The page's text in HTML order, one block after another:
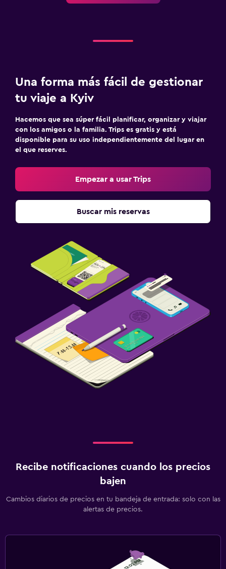
Escritorio
Senderismo
Mesa de billar
Plancha y tabla de planchar
Spa
Una forma más fácil de gestionar
tu viaje a Kyiv
Hacemos que sea súper fácil planificar, organizar y viajar
con los amigos o la familia. Trips es gratis y está
disponible para su uso independientemente del lugar en
el que reserves.
Empezar a usar Trips
Buscar mis reservas
Recibe notificaciones cuando los precios
bajen
Cambios diarios de precios en tu bandeja de entrada: solo con las
alertas de precios.